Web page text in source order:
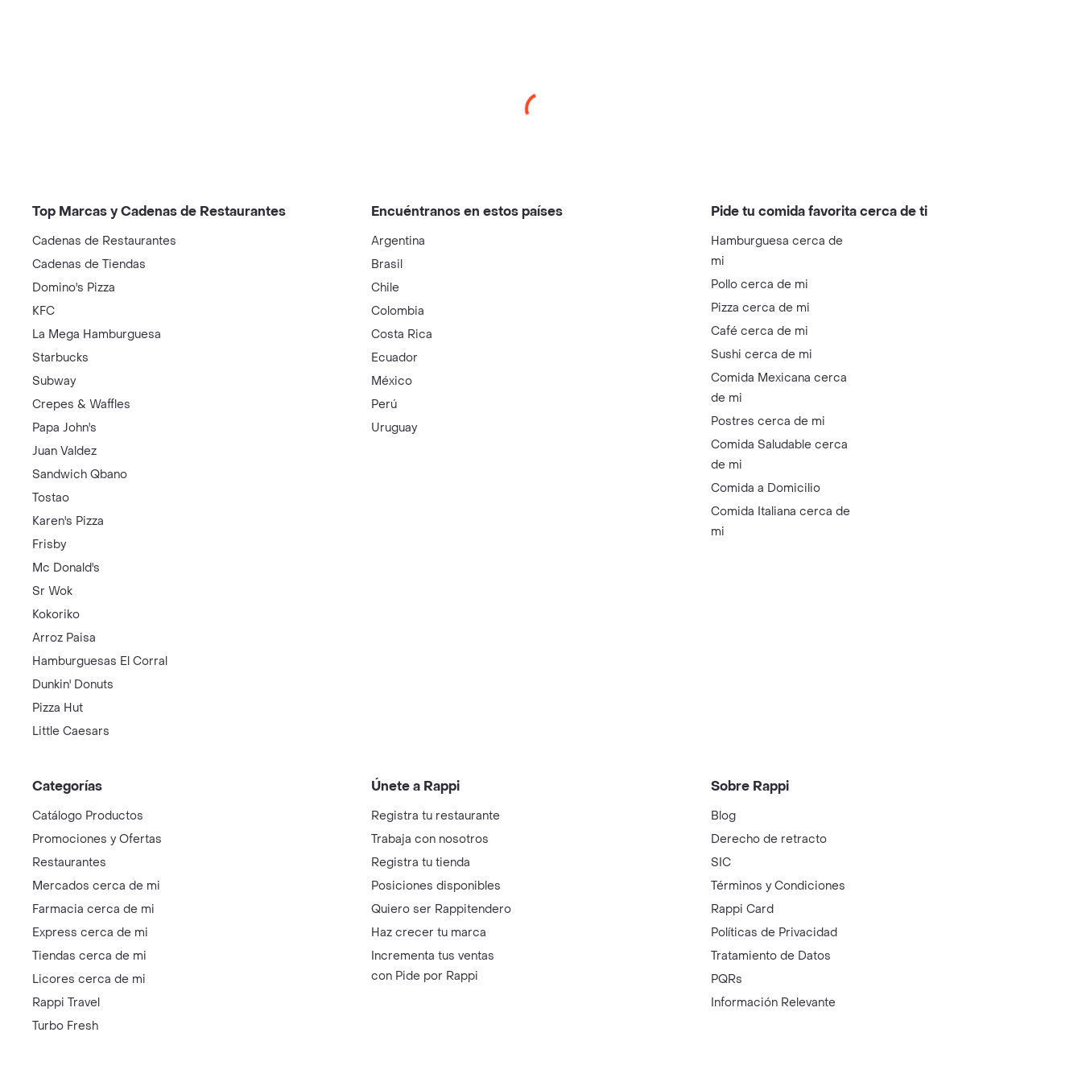
Top Marcas y Cadenas de Restaurantes
Cadenas de Restaurantes
Cadenas de Tiendas
Domino's Pizza
KFC
La Mega Hamburguesa
Starbucks
Subway
Crepes & Waffles
Papa John's
Juan Valdez
Sandwich Qbano
Tostao
Karen's Pizza
Frisby
Mc Donald's
Sr Wok
Kokoriko
Arroz Paisa
Hamburguesas El Corral
Dunkin' Donuts
Pizza Hut
Little Caesars
Encuéntranos en estos países
Argentina
Brasil
Chile
Colombia
Costa Rica
Ecuador
México
Perú
Uruguay
Pide tu comida favorita cerca de ti
Hamburguesa cerca de
mi
Pollo cerca de mi
Pizza cerca de mi
Café cerca de mi
Sushi cerca de mi
Comida Mexicana cerca
de mi
Postres cerca de mi
Comida Saludable cerca
de mi
Comida a Domicilio
Comida Italiana cerca de
mi
Categorías
Catálogo Productos
Promociones y Ofertas
Restaurantes
Mercados cerca de mi
Farmacia cerca de mi
Express cerca de mi
Tiendas cerca de mi
Licores cerca de mi
Rappi Travel
Turbo Fresh
Únete a Rappi
Registra tu restaurante
Trabaja con nosotros
Registra tu tienda
Posiciones disponibles
Quiero ser Rappitendero
Haz crecer tu marca
Incrementa tus ventas
con Pide por Rappi
Sobre Rappi
Blog
Derecho de retracto
SIC
Términos y Condiciones
Rappi Card
Políticas de Privacidad
Tratamiento de Datos
PQRs
Información Relevante